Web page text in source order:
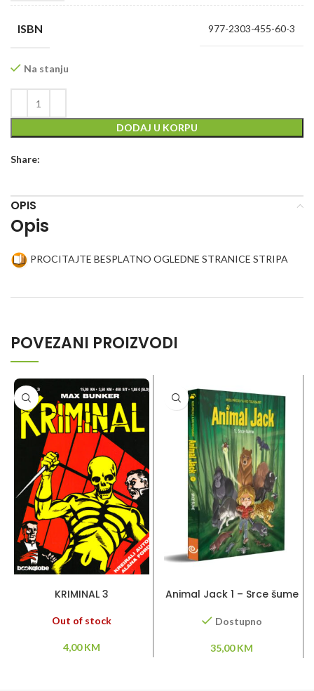
ISBN 977-2303-455-60-3
Na stanju
DODAJ U KORPU
Share:
OPIS
Opis
PROCITAJTE BESPLATNO OGLEDNE STRANICE STRIPA
POVEZANI PROIZVODI
KRIMINAL 3
Out of stock
4,00KM
Animal Jack 1 – Srce šume
Dostupno
35,00KM